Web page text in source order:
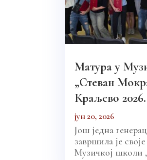
Матура у
„Стеван
Краљево
јун 20, 2026
Још једна
завршила је
Музичкој школи